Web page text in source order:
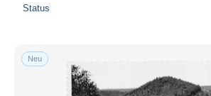
Status
Neu